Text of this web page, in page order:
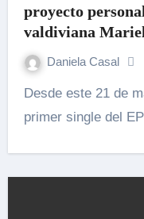
proyecto
valdiviana
Daniela Casal
Desde este 21 de marzo, ya está disponible el
primer single del